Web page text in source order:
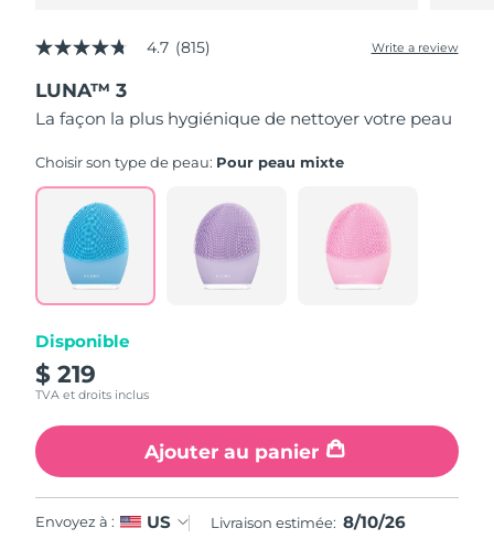
4.7
of
5
stars,
rating
Read
Reviews.
Same
page
link.
4.7 (815) Write a review
LUNA™ 3
La façon la plus hygiénique de nettoyer votre peau
Choisir son type de peau: Pour peau mixte
Disponible
$ 219
TVA et droits inclus
Ajouter au panier
Envoyez à : US Livraison estimée: 8/10/26